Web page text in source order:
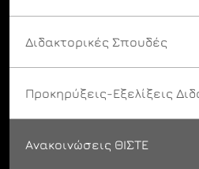
Διδακτορικές Σπουδές
Προκηρύξεις-Εξελίξεις
Ανακοινώσεις ΘΙΣΤΕ